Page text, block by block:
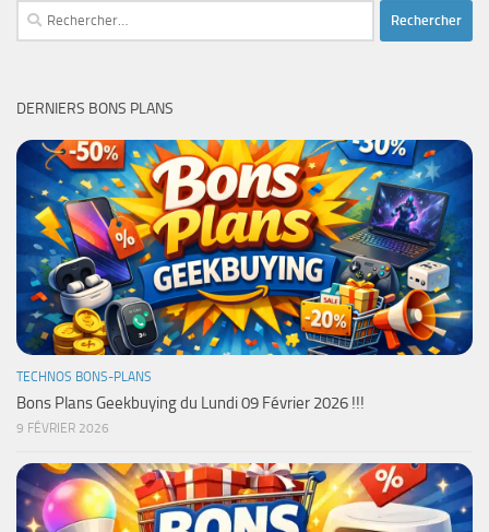
Rechercher :
DERNIERS BONS PLANS
TECHNOS BONS-PLANS
Bons Plans Geekbuying du Lundi 09 Février 2026 !!!
9 FÉVRIER 2026